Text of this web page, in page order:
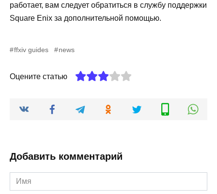
работает, вам следует обратиться в службу поддержки
Square Enix за дополнительной помощью.
ffxiv guides news
Оцените статью
Добавить комментарий
Имя
*